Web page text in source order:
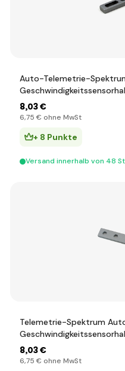
Auto-Telemetrie-
8,03 €
6,75 € ohne MwSt
+ 8 Punkte
Versand innerhalb von 48
Telemetrie-Spektrum
8,03 €
6,75 € ohne MwSt